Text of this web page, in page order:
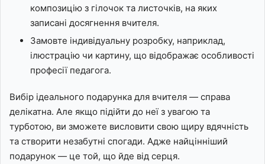
композицію з гілочок та листочків, на яких
записані досягнення вчителя.
Замовте індивідуальну розробку, наприклад,
ілюстрацію чи картину, що відображає особливості
професії педагога.
Вибір ідеального подарунка для вчителя — справа
делікатна. Але якщо підійти до неї з увагою та
турботою, ви зможете висловити свою щиру вдячність
та створити незабутні спогади. Адже найцінніший
подарунок — це той, що йде від серця.